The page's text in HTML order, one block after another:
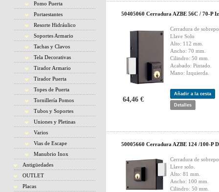
Pomo Puerta
Portaestantes
Resorte Hidráulico
Soportes Armario
Tachas y Clavos
Tela Decorativas
Tirador Armario
Tirador Puerta
Topes de Puerta
Tornillería Pomos
Tubos y Soportes
Uniones y Pletinas
Varios
Vias de Escape
Manubrio Inox
Antigüedades
OUTLET
Placas
50405060 Cerradura AZBE 56C / 70-P
Cerradura de
Llave Solo
Alto: 112 mm.
Ancho: 70 mm.
Cilindro: 50 mm.
Acabado: Pintado.
Mano: Izquierda.
64,46 €
Añadir a la cesta
Detalles
50005660 Cerradura AZBE 124 /100-P
Cerradura de
Llave solo.
Alto: 81 mm.
Ancho: 100 mm.
Cilindro: 50 mm.